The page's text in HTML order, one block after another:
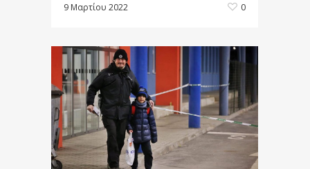
9 Μαρτίου 2022 0